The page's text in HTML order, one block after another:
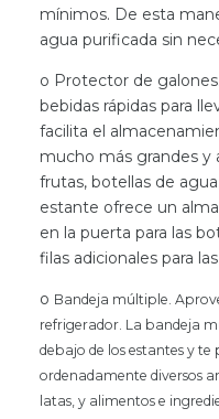
mínimos. De esta
agua purificada sin
o Protector de
bebidas rápidas para
facilita el
mucho más grandes y
frutas, botellas de
estante ofrece un
en la puerta para las
filas adicionales para
o Bandeja múltiple.
refrigerador. La bandeja
debajo de los estantes y
ordenadamente diversos
latas, y alimentos e